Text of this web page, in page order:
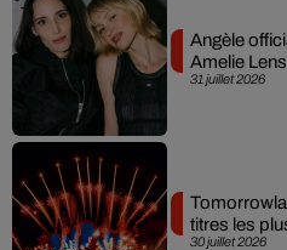
31 juillet 2026
Angèle
Amelie Lens
30 juillet 2026
titres les